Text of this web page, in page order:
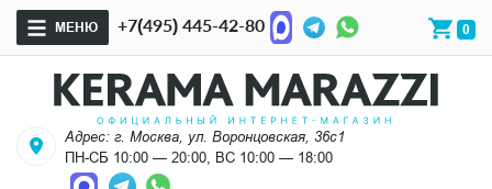
МЕНЮ +7(495) 445-42-80 0
Адрес: г. Москва, ул. Воронцовская, 36с1
ПН-СБ 10:00 — 20:00, ВС 10:00 — 18:00